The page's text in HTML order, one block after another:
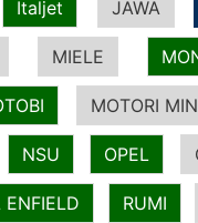
Italjet JAWA
MIELE
MOTORI
NSU OPEL
ENFIELD RUMI